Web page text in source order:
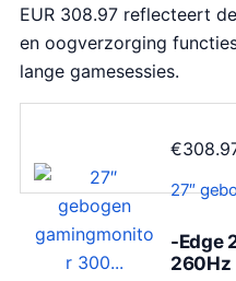
EUR 308.97 reflecteert
en oogverzorging
lange gamesessies.
€
27″
-Edge
260Hz